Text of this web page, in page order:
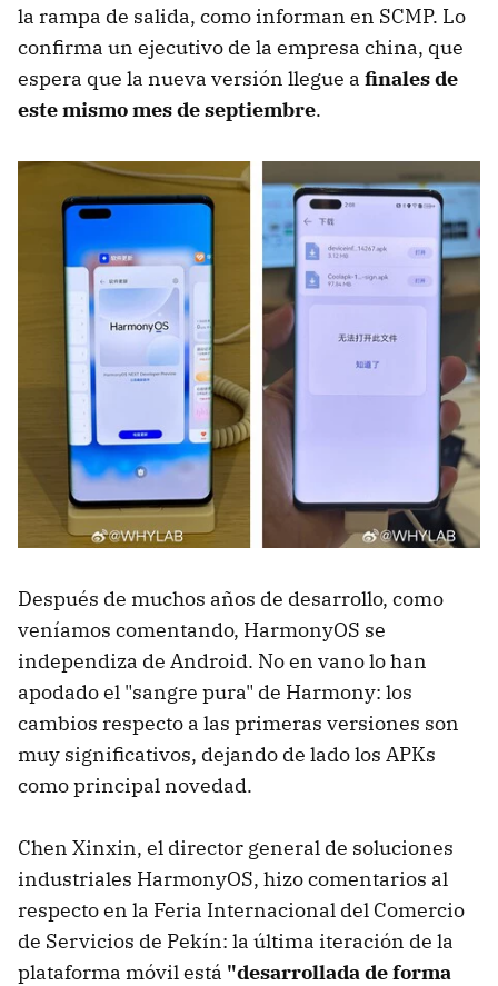
la rampa de salida, como informan en SCMP. Lo
confirma un ejecutivo de la empresa china, que
espera que la nueva versión llegue a finales de
este mismo mes de septiembre.
Después de muchos años de desarrollo, como
veníamos comentando, HarmonyOS se
independiza de Android. No en vano lo han
apodado el "sangre pura" de Harmony: los
cambios respecto a las primeras versiones son
muy significativos, dejando de lado los APKs
como principal novedad.
Chen Xinxin, el director general de soluciones
industriales HarmonyOS, hizo comentarios al
respecto en la Feria Internacional del Comercio
de Servicios de Pekín: la última iteración de la
plataforma móvil está "desarrollada de forma